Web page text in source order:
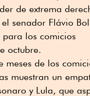
de extrema
senador Flávio
los comicios
octubre.
meses de los
muestran un
y Lula, que